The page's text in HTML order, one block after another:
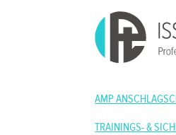
AMP
TRAININGS- &